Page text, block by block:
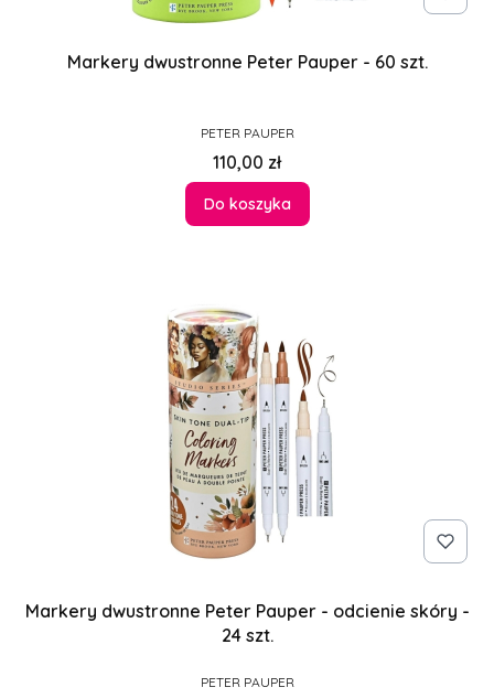
Markery dwustronne Peter Pauper - 60 szt.
PRODUCENT
PETER PAUPER
Cena
110,00 zł
Do koszyka
Markery dwustronne Peter Pauper - odcienie skóry -
24 szt.
PRODUCENT
PETER PAUPER